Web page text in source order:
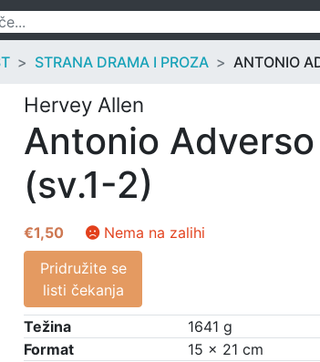
STRANA DRAMA I PROZA ANTONIO
Hervey Allen
Antonio Adverso
(sv.1-2)
€1,50
Nema na zalihi
Pridružite se
listi čekanja
Težina
1641 g
Format
15 × 21 cm